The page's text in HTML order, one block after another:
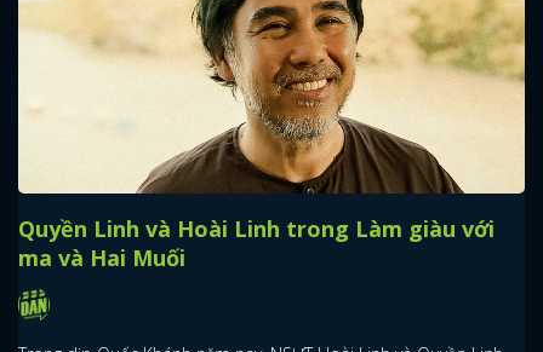
Quyền Linh và Hoài Linh trong Làm giàu với
ma và Hai Muối